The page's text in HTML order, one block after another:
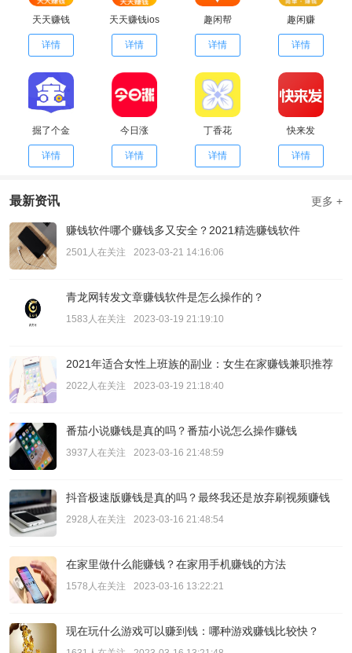
天天赚钱
详情
天天赚钱ios
详情
趣闲帮
详情
趣闲赚
详情
掘了个金
详情
今日涨
详情
丁香花
详情
快来发
详情
最新资讯 更多 +
赚钱软件哪个赚钱多又安全？2021精选赚钱软件
2501人在关注 2023-03-21 14:16:06
青龙网转发文章赚钱软件是怎么操作的？
1583人在关注 2023-03-19 21:19:10
2021年适合女性上班族的副业：女生在家赚钱兼职推荐
2022人在关注 2023-03-19 21:18:40
番茄小说赚钱是真的吗？番茄小说怎么操作赚钱
3937人在关注 2023-03-16 21:48:59
抖音极速版赚钱是真的吗？最终我还是放弃刷视频赚钱
2928人在关注 2023-03-16 21:48:54
在家里做什么能赚钱？在家用手机赚钱的方法
1578人在关注 2023-03-16 13:22:21
现在玩什么游戏可以赚到钱：哪种游戏赚钱比较快？